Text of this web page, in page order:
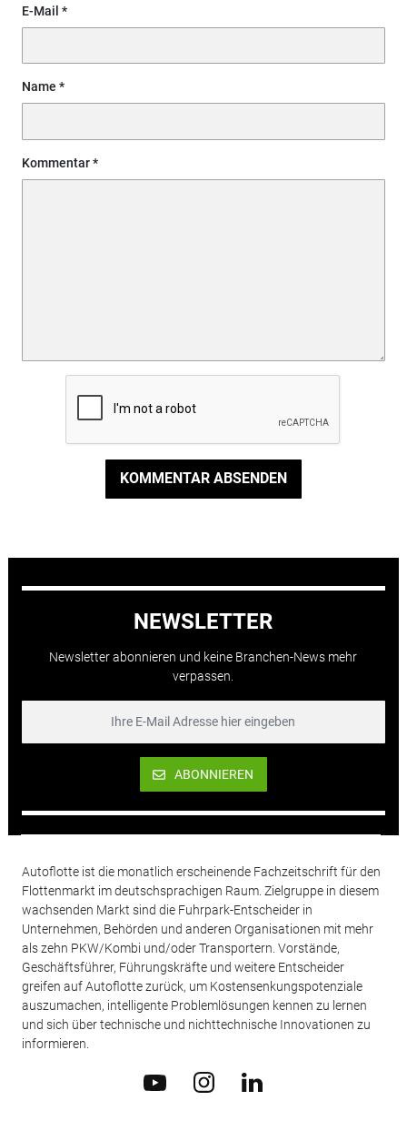
E-Mail
Name
Kommentar
KOMMENTAR ABSENDEN
NEWSLETTER
Newsletter abonnieren und keine Branchen-News mehr
verpassen.
ABONNIEREN
Autoflotte ist die monatlich erscheinende Fachzeitschrift für den
Flottenmarkt im deutschsprachigen Raum. Zielgruppe in diesem
wachsenden Markt sind die Fuhrpark-Entscheider in
Unternehmen, Behörden und anderen Organisationen mit mehr
als zehn PKW/Kombi und/oder Transportern. Vorstände,
Geschäftsführer, Führungskräfte und weitere Entscheider
greifen auf Autoflotte zurück, um Kostensenkungspotenziale
auszumachen, intelligente Problemlösungen kennen zu lernen
und sich über technische und nichttechnische Innovationen zu
informieren.